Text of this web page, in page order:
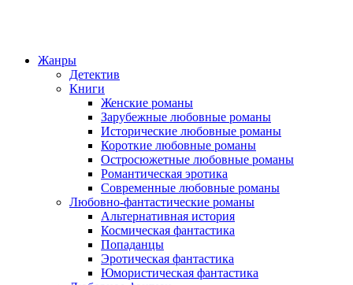
Жанры
Детектив
Книги
Женские романы
Зарубежные любовные романы
Исторические любовные романы
Короткие любовные романы
Остросюжетные любовные романы
Романтическая эротика
Современные любовные романы
Любовно-фантастические романы
Альтернативная история
Космическая фантастика
Попаданцы
Эротическая фантастика
Юмористическая фантастика